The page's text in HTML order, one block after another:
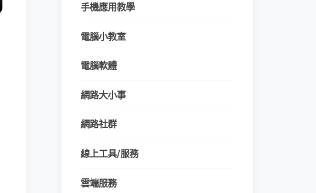
手機應用教學
電腦小教室
電腦軟體
網路大小事
網路社群
線上工具/服務
雲端服務